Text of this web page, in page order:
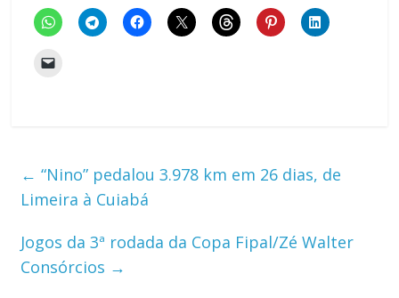
← “Nino” pedalou 3.978 km em 26 dias, de
Limeira à Cuiabá
Jogos da 3ª rodada da Copa Fipal/Zé Walter
Consórcios →